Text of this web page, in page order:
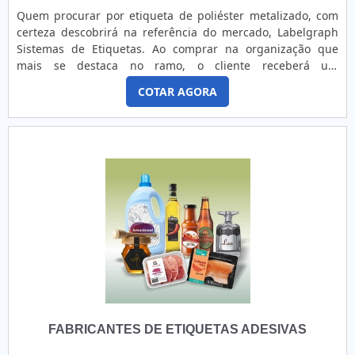
geração. GARANTIA DE QUALIDADE COMPROVADANa Point
Impressões tem tudo que se precisa para display expositor
personalizado. Sempre de olho no mercado, traz novidades
em itens como rótulos de vinil e adesivação de interiores.É
conhecida por ser comprometida com os serviços e
altamente qualificada, conquistas adquiridas porque
investiu em uma estrutura que hoje conta com escritório de
catálogo de produtos para atender as mais diversas
necessidades. Todos esses fatores, agregados a uma
equipe com colaboradores proativos e trabalhadores de alta
qualidade, fecham todo o ciclo de entrega com excelência
para toda a carteira de clientes. Aproveite a visita para
acessar o site e saber mais sobre a empresa, os serviços e
Quem procurar por etiqueta de poliéster metalizado, com
certeza descobrirá na referência do mercado, Labelgraph
Sistemas de Etiquetas. Ao comprar na organização que
mais se destaca no ramo, o cliente receberá um
atendimento de excelência e terá a garantia de adquirir
produtos que solucionem qualquer demanda.Quando a
busca é por etiqueta de poliéster metalizado, com os
melhores profissionais da Labelgraph Sistemas de Etiquetas
SOBRE ETIQUETA DE POLIÉSTER METALIZADOA Labelgraph
Sistemas de Etiquetas foca sua energia em produzir uma
estrutura para os parceiros com escritório de alta qualidade
onde são realizadas as atividades e estrutura suficiente
para atender todas as demandas, tudo pensando em
etiqueta de poliéster metalizado com excelente custo-
benefício.Há muitas maneiras eficientes de uma companhia
mostra referência por ter: Atendimento personalizado;
COTAR AGORA
FABRICANTES DE ETIQUETAS ADESIVAS